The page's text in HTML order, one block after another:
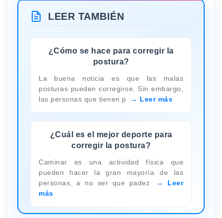
LEER TAMBIÉN
¿Cómo se hace para corregir la
postura?
La buena noticia es que las malas
posturas pueden corregirse. Sin embargo,
las personas que tienen p
Leer más
¿Cuál es el mejor deporte para
corregir la postura?
Caminar es una actividad física que
pueden hacer la gran mayoría de las
personas, a no ser que padez
Leer
más